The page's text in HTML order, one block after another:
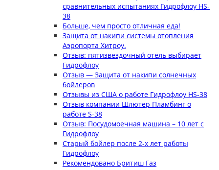
сравнительных испытаниях Гидрофлоу HS-
38
Больше, чем просто отличная еда!
Защита от накипи системы отопления
Аэропорта Хитроу.
Отзыв: пятизвездочный отель выбирает
Гидрофлоу
Отзыв — Защита от накипи солнечных
бойлеров
Отзывы из США о работе Гидрофлоу HS-38
Отзыв компании Шлютер Пламбинг о
работе S-38
Отзыв: Посудомоечная машина – 10 лет с
Гидрофлоу
Старый бойлер после 2-х лет работы
Гидрофлоу
Рекомендовано Бритиш Газ